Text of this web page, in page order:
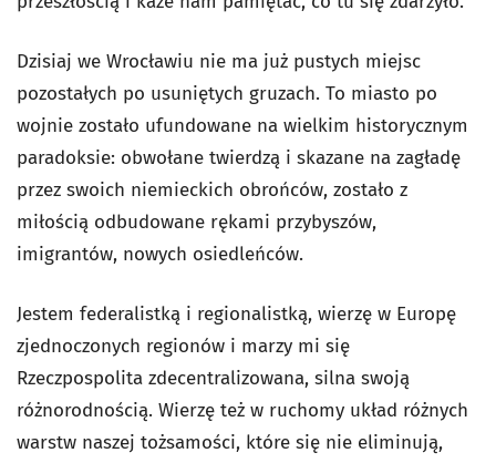
Dzisiaj we Wrocławiu nie ma już pustych miejsc
pozostałych po usuniętych gruzach. To miasto po
wojnie zostało ufundowane na wielkim historycznym
paradoksie: obwołane twierdzą i skazane na zagładę
przez swoich niemieckich obrońców, zostało z
miłością odbudowane rękami przybyszów,
imigrantów, nowych osiedleńców.
Jestem federalistką i regionalistką, wierzę w Europę
zjednoczonych regionów i marzy mi się
Rzeczpospolita zdecentralizowana, silna swoją
różnorodnością. Wierzę też w ruchomy układ różnych
warstw naszej tożsamości, które się nie eliminują,